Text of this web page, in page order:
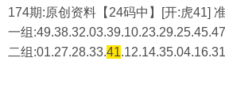
174期:原创资料【24码中】[开:虎41]
一组
二组:01.27.28.33.41